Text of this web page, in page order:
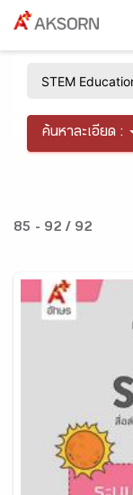
ค้นหาละเอียด :
85 - 92 / 92